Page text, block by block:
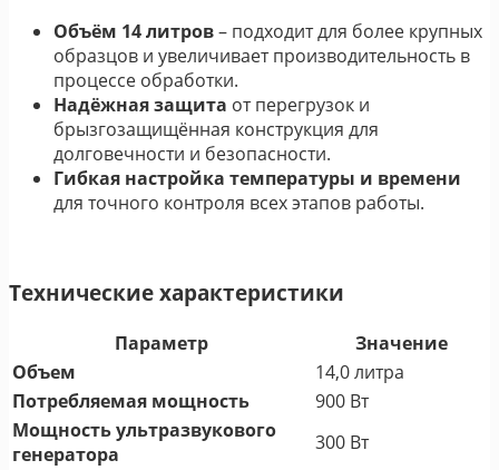
Объём 14 литров– подходит для более крупных
образцов и увеличивает производительность в
процессе обработки.
Надёжная защита от перегрузок и
брызгозащищённая конструкция для
долговечности и безопасности.
Гибкая настройка температуры и времени
для точного контроля всех этапов работы.
Технические характеристики
Параметр
Значение
Объем
14,0 литра
Потребляемая мощность
900 Вт
Мощность ультразвукового
генератора
300 Вт